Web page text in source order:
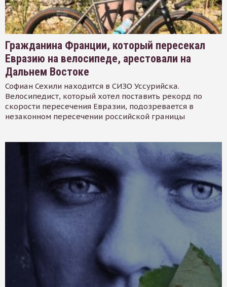
Гражданина Франции, который пересекал
Евразию на велосипеде, арестовали на
Дальнем Востоке
Софиан Сехили находится в СИЗО Уссурийска.
Велосипедист, который хотел поставить рекорд по
скорости пересечения Евразии, подозревается в
незаконном пересечении российской границы